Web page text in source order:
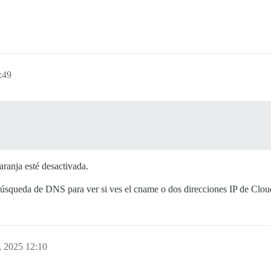
esté desactivada.
de DNS para ver si ves el cname o dos direcciones IP de
2025 12:10